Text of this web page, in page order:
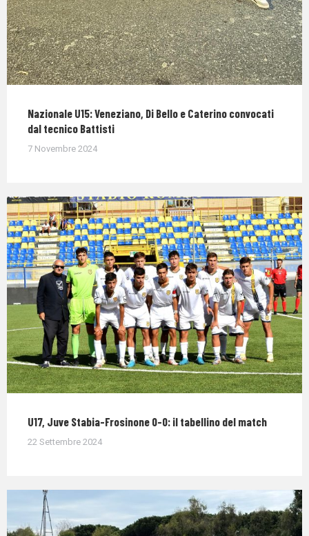
Nazionale U15: Veneziano, Di Bello e Caterino convocati
dal tecnico Battisti
7 Novembre 2024
U17, Juve Stabia-Frosinone 0-0: il tabellino del match
22 Settembre 2024